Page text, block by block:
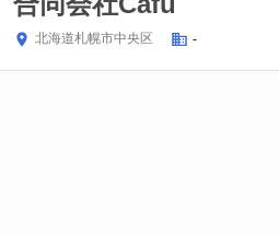
北海道札幌市中央区 -